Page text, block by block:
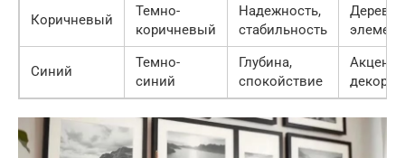
Коричневый
Темно-
коричневый
Надежность,
стабильность
Синий
Темно-
синий
Глубина,
спокойствие
декор